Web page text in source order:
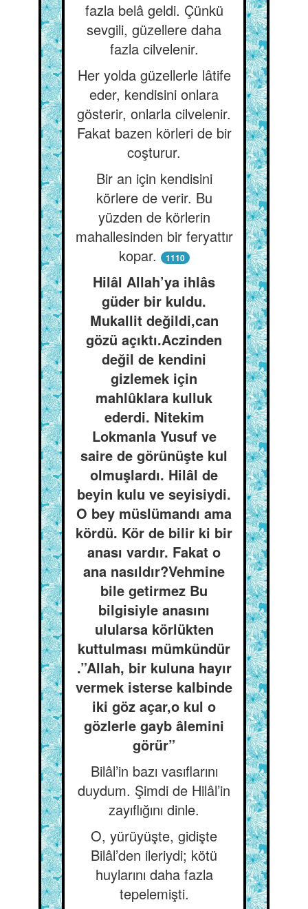
fazla belâ geldi. Çünkü
sevgili, güzellere daha
fazla cilvelenir.
Her yolda güzellerle lâtife
eder, kendisini onlara
gösterir, onlarla cilvelenir.
Fakat bazen körleri de bir
coşturur.
Bir an için kendisini
körlere de verir. Bu
yüzden de körlerin
mahallesinden bir feryattır
kopar.
1110
Hilâl Allah’ya ihlâs
güder bir kuldu.
Mukallit değildi,can
gözü açıktı.Aczinden
değil de kendini
gizlemek için
mahlûklara kulluk
ederdi. Nitekim
Lokmanla Yusuf ve
saire de görünüşte kul
olmuşlardı. Hilâl de
beyin kulu ve seyisiydi.
O bey müslümandı ama
kördü. Kör de bilir ki bir
anası vardır. Fakat o
ana nasıldır?Vehmine
bile getirmez Bu
bilgisiyle anasını
ulularsa körlükten
kuttulması mümkündür
.”Allah, bir kuluna hayır
vermek isterse kalbinde
iki göz açar,o kul o
gözlerle gayb âlemini
görür”
Bilâl’in bazı vasıflarını
duydum. Şimdi de Hilâl’in
zayıflığını dinle.
O, yürüyüşte, gidişte
Bilâl’den ileriydi; kötü
huylarını daha fazla
tepelemişti.